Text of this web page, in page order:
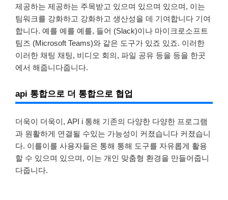
제공하는 제공하는 주목받고 있으며 있으며 있으며, 이는
팀워크를 강화하고 강화하고 생산성을 데 기여합니다 기여
합니다. 예를 예를 예를, 들어 (Slack)이나 마이크로소프트
팀즈 (Microsoft Teams)와 같은 도구가 있죠 있죠. 이러한
이러한 채팅 채팅, 비디오 회의, 파일 공유 등을 등을 한곳
에서 해줍니다줍니다.
api 통합으로 더 통합으로 협업
더욱이 더욱이, API i 통해 기존의 다양한 다양한 프로그램
과 원활하게 연결될 수있는 가능성이 커졌습니다 커졌습니
다. 이를이를 사용자들은 통해 통해 도구를 자유롭게 활용
할 수 있으며 있으며, 이는 개인 맞춤형 환경을 만들어줍니
다줍니다.